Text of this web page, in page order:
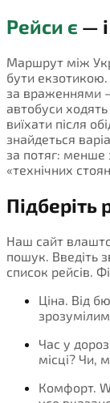
Рейси є —
Маршрут між
бути екзотикою.
за враженнями
автобуси
виїхати після
знайдеться
за потяг:
«технічних
Підберіть
Наш сайт
пошук. Введіть
список рейсів.
Ціна. Від
Час у
місці? Чи,
Комфорт.